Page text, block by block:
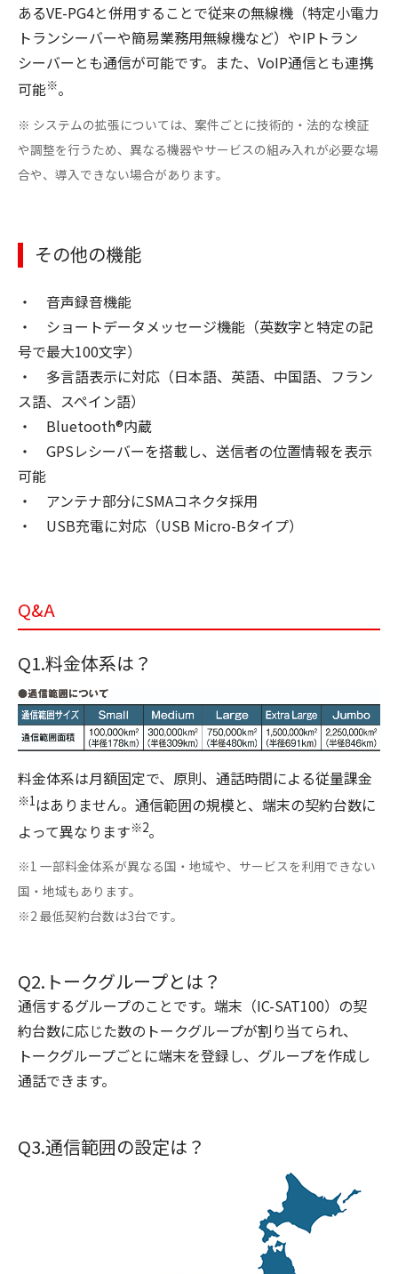
あるVE-PG4と併用することで従来の無線機（特定小電力
トランシーバーや簡易業務用無線機など）やIPトラン
シーバーとも通信が可能です。また、VoIP通信とも連携
可能※。
※ システムの拡張については、案件ごとに技術的・法的な検証
や調整を行うため、異なる機器やサービスの組み入れが必要な場
合や、導入できない場合があります。
その他の機能
・ 音声録音機能
・ ショートデータメッセージ機能（英数字と特定の記
号で最大100文字）
・ 多言語表示に対応（日本語、英語、中国語、フラン
ス語、スペイン語）
・ Bluetooth®内蔵
・ GPSレシーバーを搭載し、送信者の位置情報を表示
可能
・ アンテナ部分にSMAコネクタ採用
・ USB充電に対応（USB Micro-Bタイプ）
Q&A
Q1.料金体系は？
料金体系は月額固定で、原則、通話時間による従量課金
※1 はありません。通信範囲の規模と、端末の契約台数に
よって異なります※2。
※1 一部料金体系が異なる国・地域や、サービスを利用できない
国・地域もあります。
※2 最低契約台数は3台です。
Q2.トークグループとは？
通信するグループのことです。端末（IC-SAT100）の契
約台数に応じた数のトークグループが割り当てられ、
トークグループごとに端末を登録し、グループを作成し
通話できます。
Q3.通信範囲の設定は？